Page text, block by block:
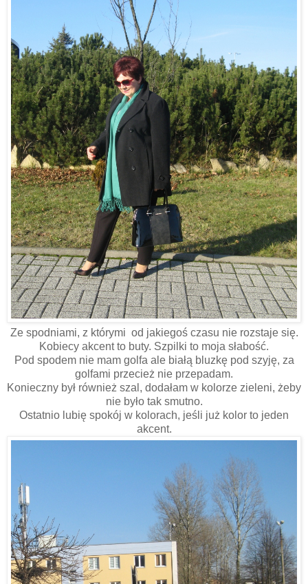
Ze spodniami, z którymi od jakiegoś czasu nie rozstaje się.
Kobiecy akcent to buty. Szpilki to moja słabość.
Pod spodem nie mam golfa ale białą bluzkę pod szyję, za
golfami przecież nie przepadam.
Konieczny był również szal, dodałam w kolorze zieleni, żeby
nie było tak smutno.
Ostatnio lubię spokój w kolorach, jeśli już kolor to jeden
akcent.